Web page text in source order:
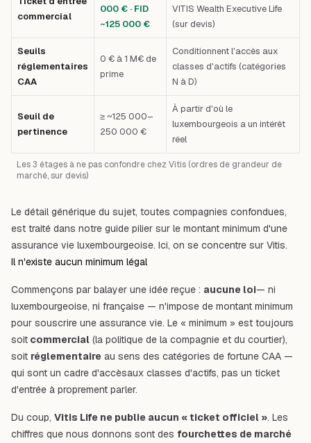
Les 3 étages à ne pas confondre chez Vitis (ordres de grandeur de
marché, sur devis)
commercial
000 € · FID
~125 000 €
VITIS Wealth Executive Life
(sur devis)
Seuils
réglementaires
CAA
0 € à 1 M€ de
prime
Conditionnent l'accès aux
classes d'actifs (catégories
N à D)
Seuil de
pertinence
≥ ~125 000–
250 000 €
À partir d'où le
luxembourgeois a un intérêt
réel
Le détail générique du sujet, toutes compagnies confondues,
est traité dans notre guide pilier sur le montant minimum d'une
assurance vie luxembourgeoise. Ici, on se concentre sur Vitis.
Il n'existe aucun minimum légal
Commençons par balayer une idée reçue : aucune loi— ni
luxembourgeoise, ni française — n'impose de montant minimum
pour souscrire une assurance vie. Le « minimum » est toujours
soit commercial (la politique de la compagnie et du courtier),
soit réglementaire au sens des catégories de fortune CAA —
qui sont un cadre d'accèsaux classes d'actifs, pas un ticket
d'entrée à proprement parler.
Du coup, Vitis Life ne publie aucun « ticket officiel ». Les
chiffres que nous donnons sont des fourchettes de marché